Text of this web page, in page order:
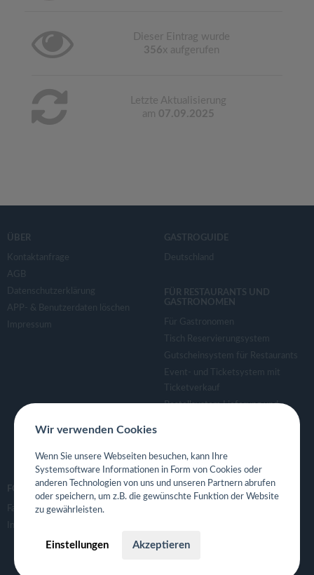
Dieser Eintrag wurde
356x aufgerufen
Letzte Aktualisierung
am 07.09.2025
ÜBER
Kontaktanfrage
AGB
Datenschutzerklärung
APP- & Benutzerdaten löschen
Impressum
GASTROGUIDE
Deutschland
FÜR RESTAURANTS UND
GASTRONOMEN
Für Gastronomen
Tisch Reservierungsystem
Gutscheinsystem für Restaurants
Event- und Ticketsystem mit
Ticketverkauf
Bestellsystem Lieferung und
Eigene App für Restaurant
FOLGE UNS
Facebook
Instagram
Wir verwenden Cookies
Wenn Sie unsere Webseiten besuchen, kann Ihre
Systemsoftware Informationen in Form von Cookies oder
anderen Technologien von uns und unseren Partnern abrufen
oder speichern, um z.B. die gewünschte Funktion der Website
zu gewährleisten.
Einstellungen Akzeptieren